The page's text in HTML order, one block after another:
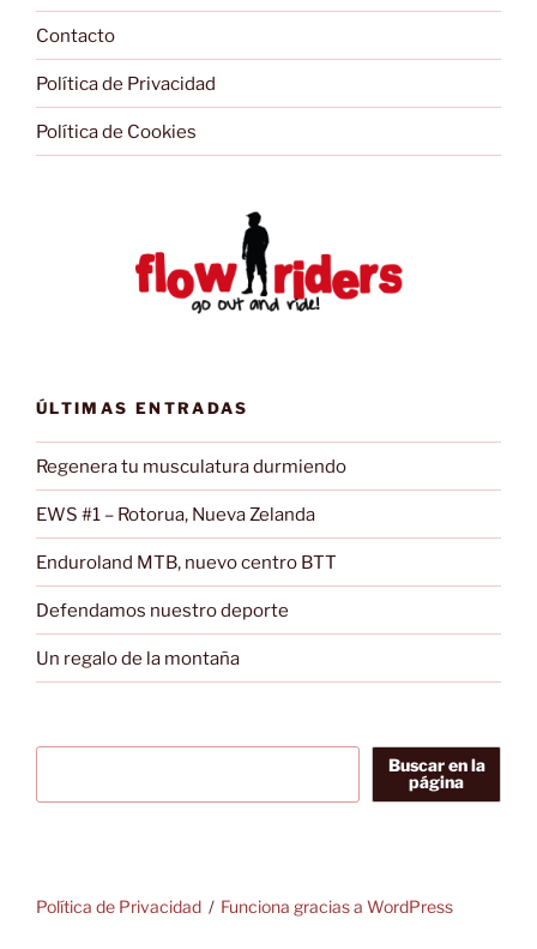
Contacto
Política de Privacidad
Política de Cookies
ÚLTIMAS ENTRADAS
Regenera tu musculatura durmiendo
EWS #1 – Rotorua, Nueva Zelanda
Enduroland MTB, nuevo centro BTT
Defendamos nuestro deporte
Un regalo de la montaña
Buscar en la
página
Política de Privacidad Funciona gracias a WordPress